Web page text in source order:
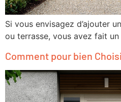
Si vous envisagez d’ajouter
ou terrasse, vous avez fait
Comment pour bien